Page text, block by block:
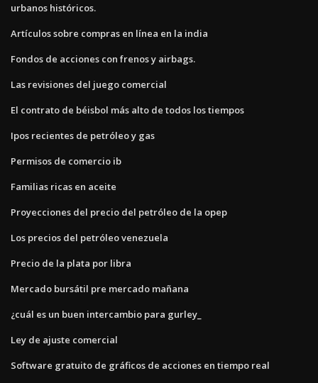
urbanos históricos.
Artículos sobre compras en línea en la india
Fondos de acciones con frenos y airbags.
Las revisiones del juego comercial
El contrato de béisbol más alto de todos los tiempos
Ipos recientes de petróleo y gas
Permisos de comercio ib
Familias ricas en aceite
Proyecciones del precio del petróleo de la opep
Los precios del petróleo venezuela
Precio de la plata por libra
Mercado bursátil pre mercado mañana
¿cuál es un buen intercambio para gurley_
Ley de ajuste comercial
Software gratuito de gráficos de acciones en tiempo real